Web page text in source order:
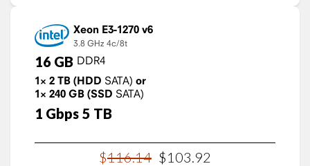
Xeon E3-1270 v6
3.8 GHz 4c/8t
16 GB DDR4
1× 2 TB (HDD SATA) or
1× 240 GB (SSD SATA)
1 Gbps 5 TB
$116.14 $103.92